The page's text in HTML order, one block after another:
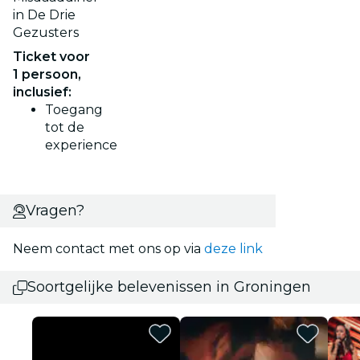
in De Drie
Gezusters
Ticket voor
1 persoon,
inclusief:
Toegang
tot de
experience
Vragen?
Neem contact met ons op via deze link
Soortgelijke belevenissen in Groningen